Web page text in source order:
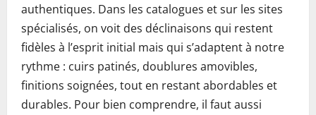
authentiques. Dans les catalogues et sur les sites
spécialisés, on voit des déclinaisons qui restent
fidèles à l’esprit initial mais qui s’adaptent à notre
rythme : cuirs patinés, doublures amovibles,
finitions soignées, tout en restant abordables et
durables. Pour bien comprendre, il faut aussi